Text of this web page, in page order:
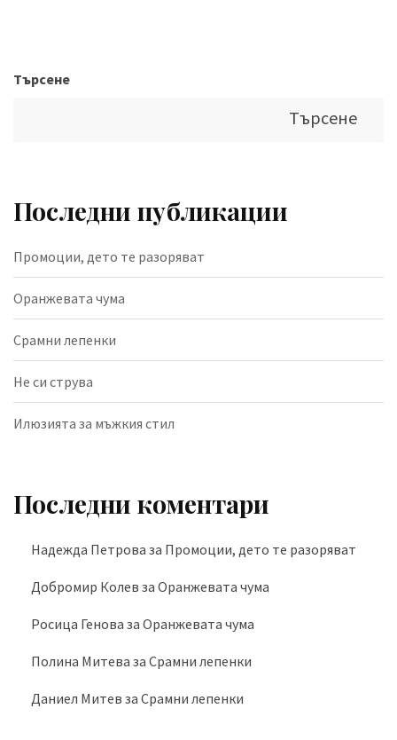
Търсене
Търсене
Последни публикации
Промоции, дето те разоряват
Оранжевата чума
Срамни лепенки
Не си струва
Илюзията за мъжкия стил
Последни коментари
Надежда Петрова за Промоции, дето те разоряват
Добромир Колев за Оранжевата чума
Росица Генова за Оранжевата чума
Полина Митева за Срамни лепенки
Даниел Митев за Срамни лепенки